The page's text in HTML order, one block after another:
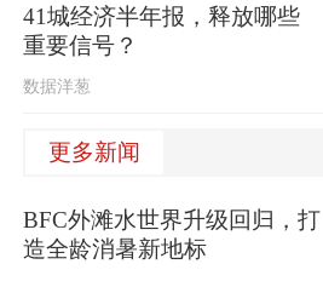
41城经济半年报，释放哪些
重要信号？
数据洋葱
更多新闻
BFC外滩水世界升级回归，打
造全龄消暑新地标